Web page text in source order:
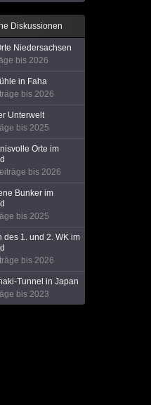
Diskussionen
Niedersachsen
bis 2026
in Faha
bis 2026
Unterwelt
bis 2025
Orte im
bis 2026
Bunker im
bis 2025
des 1. und 2. WK im
bis 2026
Tunnel in Japan
bis 2023